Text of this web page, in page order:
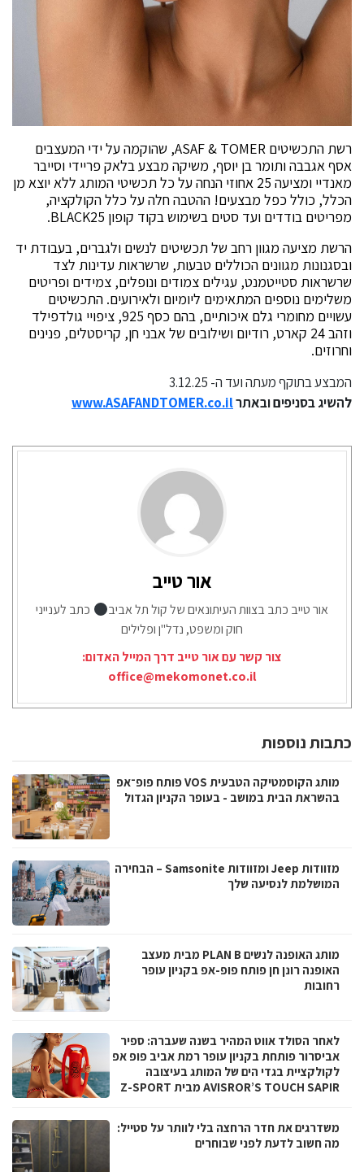
רשת התכשיטים ASAF & TOMER, שהוקמה על ידי המעצבים
אסף אגבבה ותומר בן יוסף, משיקה מבצע בלאק פריידי וסייבר
מאנדיי ומציעה 25 אחוזי הנחה על כל תכשיטי המותג ללא יוצא מן
הכלל, כולל כפל מבצעים! ההטבה חלה על כלל הקולקציה,
מפריטים בודדים ועד סטים בשימוש בקוד קופון BLACK25.
הרשת מציעה מגוון רחב של תכשיטים לנשים ולגברים, בעבודת יד
ובסגנונות מגוונים הכוללים טבעות, שרשראות עדינות לצד
שרשראות סטייטמנט, עגילים צמודים ונופלים, צמידים ופריטים
משלימים נוספים המתאימים ליומיום ולאירועים. התכשיטים
עשויים מחומרי גלם איכותיים, בהם כסף 925, ציפויי גולדפילד
וזהב 24 קארט, רודיום ושילובים של אבני חן, קריסטלים, פנינים
וחרוזים.
המבצע בתוקף מעתה ועד ה- 3.12.25
להשיג בסניפים ובאתרwww.ASAFANDTOMER.co.il
אור טייב
אור טייב כתב בצוות העיתונאים של קול תל אביב
כתב לענייני
חוק ומשפט, נדל"ן ופלילים
צור קשר עם אור טייב דרך המייל האדום:
office@mekomonet.co.il
כתבות נוספות
מותג הקוסמטיקה הטבעית VOS פותח פופ־אפ
בהשראת הבית במושב - בעופר הקניון הגדול
מזוודות Jeep ומזוודות Samsonite – הבחירה
המושלמת לנסיעה שלך
מותג האופנה לנשים PLAN B מבית מעצב
האופנה רונן חן פותח פופ-אפ בקניון עופר
רחובות
לאחר הסולד אווט המהיר בשנה שעברה: ספיר
אביסרור פותחת בקניון עופר רמת אביב פופ אפ
לקולקציית בגדי הים של המותג בעיצובה
AVISROR’S TOUCH SAPIR מבית Z-SPORT
משדרגים את חדר הרחצה בלי לוותר על סטייל:
מה חשוב לדעת לפני שבוחרים